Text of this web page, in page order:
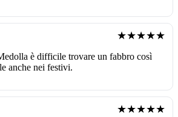
★★★★★
è difficile trovare un fabbro così
anche nei festivi.
★★★★★